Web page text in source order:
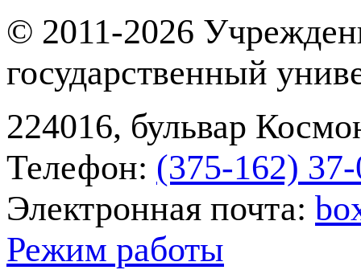
© 2011-2026
государственный
224016, бульвар
Телефон: (375-162)
Электронная почта:
Режим работы